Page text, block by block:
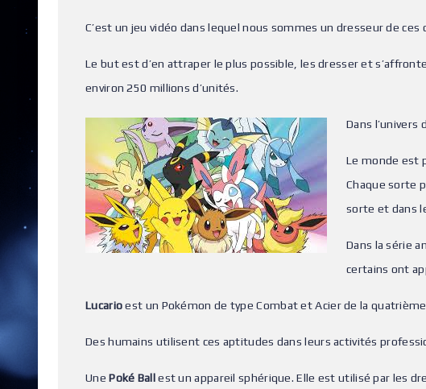
C’est un jeu vidéo dans lequel nous sommes un dresseur de ces
Le but est d’en attraper le plus possible, les dresser et
environ 250 millions d’unités.
Dans l’univers
Le monde est
Chaque sorte
sorte et dans
Dans la série
certains ont
Lucarioest un Pokémon de type Combat et Acier de la
Des humains utilisent ces aptitudes dans leurs activités
UnePoké Ballest un appareil sphérique. Elle est utilisé par les